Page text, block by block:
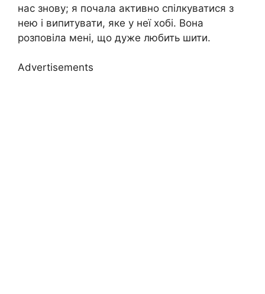
нас знову; я почала активно спілкуватися з
нею і випитувати, яке у неї хобі. Вона
розповіла мені, що дуже любить шити.
Advertisements